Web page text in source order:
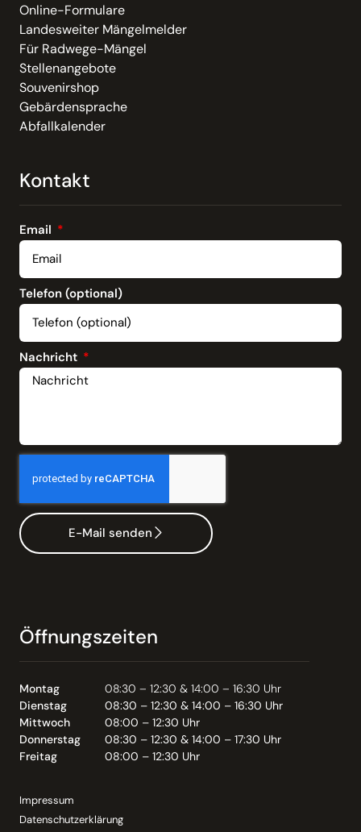
Online-Formulare
Landesweiter Mängelmelder
Für Radwege-Mängel
Stellenangebote
Souvenirshop
Gebärdensprache
Abfallkalender
Kontakt
Email
Telefon (optional)
Nachricht
E-Mail senden
Öffnungszeiten
Montag
08:30 – 12:30 & 14:00 – 16:30 Uhr
Dienstag
08:30 – 12:30 & 14:00 – 16:30 Uhr
Mittwoch
08:00 – 12:30 Uhr
Donnerstag
08:30 – 12:30 & 14:00 – 17:30 Uhr
Freitag
08:00 – 12:30 Uhr
Impressum
Datenschutzerklärung